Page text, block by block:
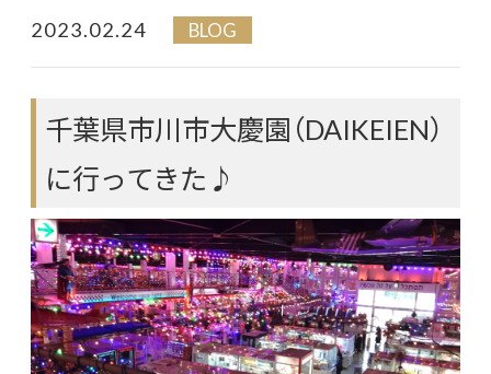
2023.02.24 BLOG
千葉県市川市大慶園（DAIKEIEN）
に行ってきた♪